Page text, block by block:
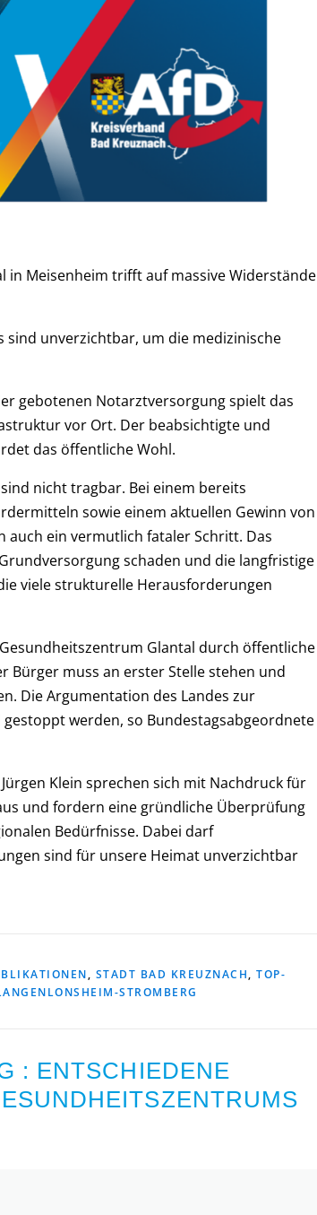
in Meisenheim trifft auf massive Widerstände
unverzichtbar, um die medizinische
gebotenen Notarztversorgung spielt das
vor Ort. Der beabsichtigte und
das öffentliche Wohl.
nicht tragbar. Bei einem bereits
sowie einem aktuellen Gewinn von
ein vermutlich fataler Schritt. Das
schaden und die langfristige
viele strukturelle Herausforderungen
Glantal durch öffentliche
Bürger muss an erster Stelle stehen und
Die Argumentation des Landes zur
werden, so Bundestagsabgeordnete
Klein sprechen sich mit Nachdruck für
und fordern eine gründliche Überprüfung
Bedürfnisse. Dabei darf
sind für unsere Heimat unverzichtbar
, STADT BAD KREUZNACH, TOP-
STROMBERG
: ENTSCHIEDENE